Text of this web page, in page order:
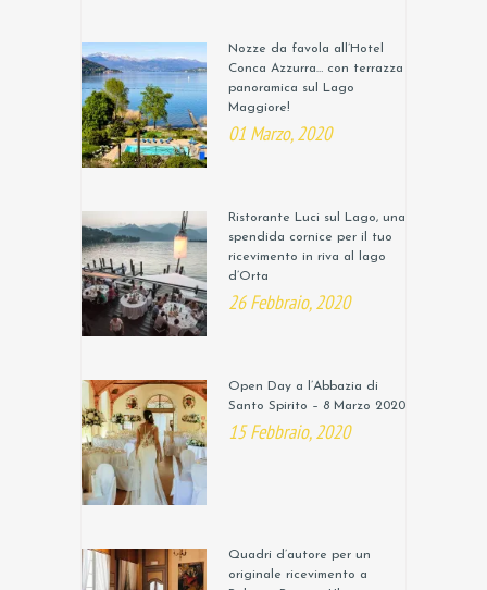
Nozze da favola all’Hotel
Conca Azzurra… con terrazza
panoramica sul Lago
Maggiore!
01 Marzo, 2020
Ristorante Luci sul Lago, una
spendida cornice per il tuo
ricevimento in riva al lago
d’Orta
26 Febbraio, 2020
Open Day a l’Abbazia di
Santo Spirito – 8 Marzo 2020
15 Febbraio, 2020
Quadri d’autore per un
originale ricevimento a